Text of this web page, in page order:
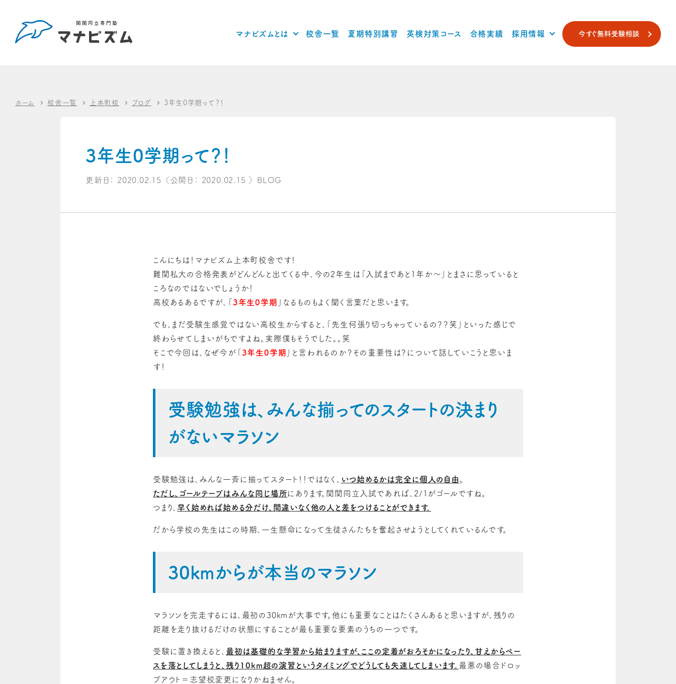
マナビズムとは 校舎一覧 夏期特別講習 英検対策コース 合格実績 採用情報 今すぐ無料受験相談
ホーム 校舎一覧 上本町校 ブログ 3年生0学期って？！
3年生0学期って？！
更新日： 2020.02.15 （公開日： 2020.02.15 ） BLOG
こんにちは！マナビズム上本町校舎です！
難関私大の合格発表がどんどんと出てくる中、今の2年生は「入試まであと1年か〜」とまさに思っていると
ころなのではないでしょうか！
高校あるあるですが、「 3年生0学期 」なるものもよく聞く言葉だと思います。
でも、まだ受験生感覚ではない高校生からすると、「先生何張り切っちゃっているの？？笑」といった感じで
終わらせてしまいがちですよね。実際僕もそうでした。。笑
そこで今回は、なぜ今が「 3年生0学期 」と言われるのか？その重要性は？について話していこうと思いま
す！
受験勉強は、みんな揃ってのスタートの決まり
がないマラソン
受験勉強は、みんな一斉に揃ってスタート！！ではなく、 いつ始めるかは完全に個人の自由 。
ただし、ゴールテープはみんな同じ場所にあります。関関同立入試であれば、2/1がゴールですね。
つまり、 早く始めれば始める分だけ、間違いなく他の人と差をつけることができます。
だから学校の先生はこの時期、一生懸命になって生徒さんたちを奮起させようとしてくれているんです。
30kmからが本当のマラソン
マラソンを完走するには、最初の30kmが大事です。他にも重要なことはたくさんあると思いますが、残りの
距離を走り抜けるだけの状態にすることが最も重要な要素のうちの一つです。
受験に置き換えると、 最初は基礎的な学習から始まりますが、ここの定着がおろそかになったり、甘えからペー
スを落としてしまうと、残り10km超の演習というタイミングでどうしても失速してしまいます。 最悪の場合ドロッ
プアウト＝志望校変更になりかねません。